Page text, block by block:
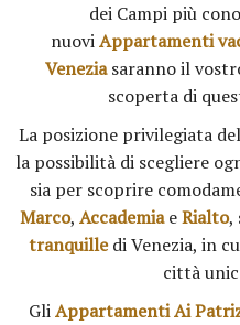
dei Campi più
nuoviAppartamenti
Veneziasaranno il
scoperta di
La posizione privilegiata
la possibilità di scegliere
sia per scoprire
Marco, AccademiaeRialto,
tranquilledi Venezia, in
città
GliAppartamenti Ai